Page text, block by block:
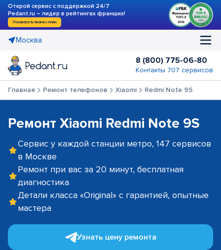
Открой сервис с поддержкой 24/7
Pedant.ru – лидер в рейтингах франшиз!
Посмотреть бизнес-план
Москва
8 (800) 775-06-80
Контакты 707 сервисов
Главная Ремонт телефонов Xiaomi Redmi Note 9S
Ремонт Xiaomi Redmi Note 9S
Сервис у каждой станции метро, 147 сервисов
в Москве
Ремонт при вас за 20 минут, бесплатная
диагностика
Детали класса «Original» с гарантией, опытные
мастера
Узнать цену ремонта